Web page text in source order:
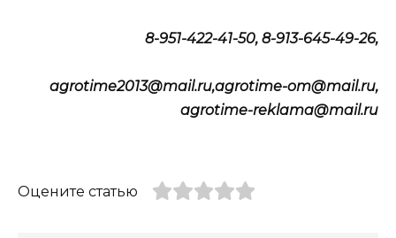
8-951-422-41-50, 8-913-645-49-26,
agrotime2013@mail.ru,agrotime-om@mail.ru,
agrotime-reklama@mail.ru
Оцените статью